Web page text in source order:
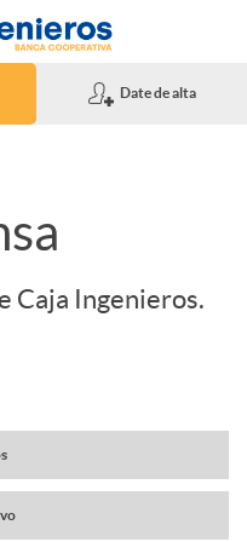
Date de alta
Caja Ingenieros.